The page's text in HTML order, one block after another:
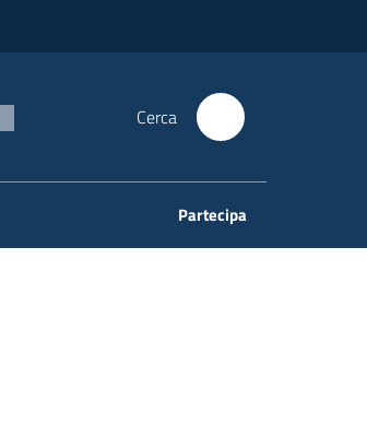
Cerca
Partecipa